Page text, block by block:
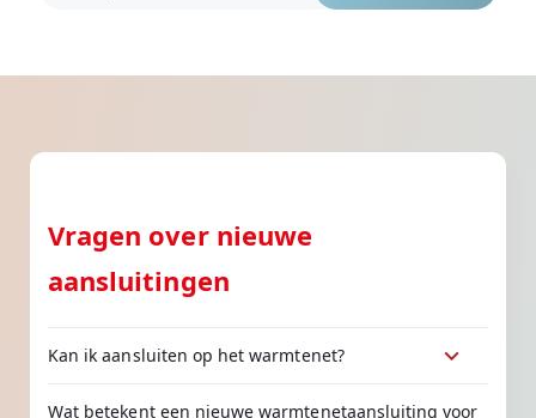
Vragen over nieuwe
aansluitingen
Kan ik aansluiten op het warmtenet?
Wat betekent een nieuwe warmtenetaansluiting voor